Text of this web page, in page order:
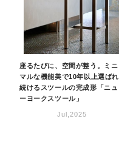
座るたびに、空間が整う。ミニ
マルな機能美で10年以上選ばれ
続けるスツールの完成形「ニュ
ーヨークスツール」
Jul,2025